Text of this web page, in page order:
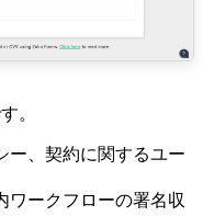
。
ー、契約に関するユー
ワークフローの署名収